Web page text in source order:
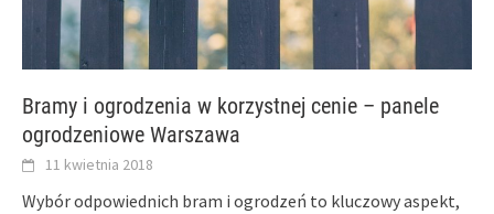
Bramy i ogrodzenia w korzystnej cenie – panele
ogrodzeniowe Warszawa
11 kwietnia 2018
Wybór odpowiednich bram i ogrodzeń to kluczowy aspekt,